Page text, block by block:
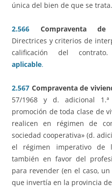
única del bien de que se trata.
2.566 Compraventa de
Directrices y criterios de
calificación del contrato.
aplicable.
2.567 Compraventa de
57/1968 y d. adicional
promoción de toda clase de
realicen en régimen de
sociedad cooperativa» (d.
el régimen imperativo de
también en favor del
para revender (en el caso,
que invertía en la provincia